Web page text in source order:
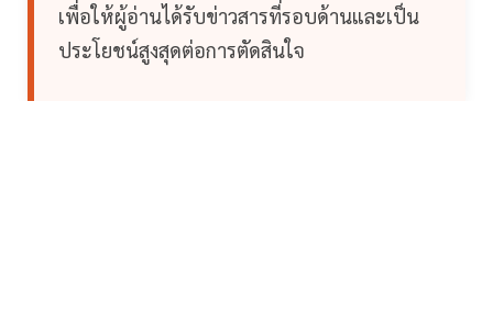
เพื่อให้ผู้อ่านได้รับข่าวสารที่รอบด้านและเป็น
ประโยชน์สูงสุดต่อการตัดสินใจ